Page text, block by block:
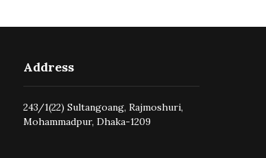
Address
243/1(22) Sultangoang, Rajmoshuri,
Mohammadpur, Dhaka-1209